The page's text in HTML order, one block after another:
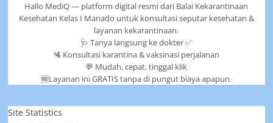
Hallo MediQ — platform digital resmi dari Balai Kekarantinaan
Kesehatan Kelas I Manado untuk konsultasi seputar kesehatan &
layanan kekarantinaan.
🩺 Tanya langsung ke dokter ✅
🛂 Konsultasi karantina & vaksinasi perjalanan
💬 Mudah, cepat, tinggal klik
🆓Layanan ini GRATIS tanpa di pungut biaya apapun.
Site Statistics